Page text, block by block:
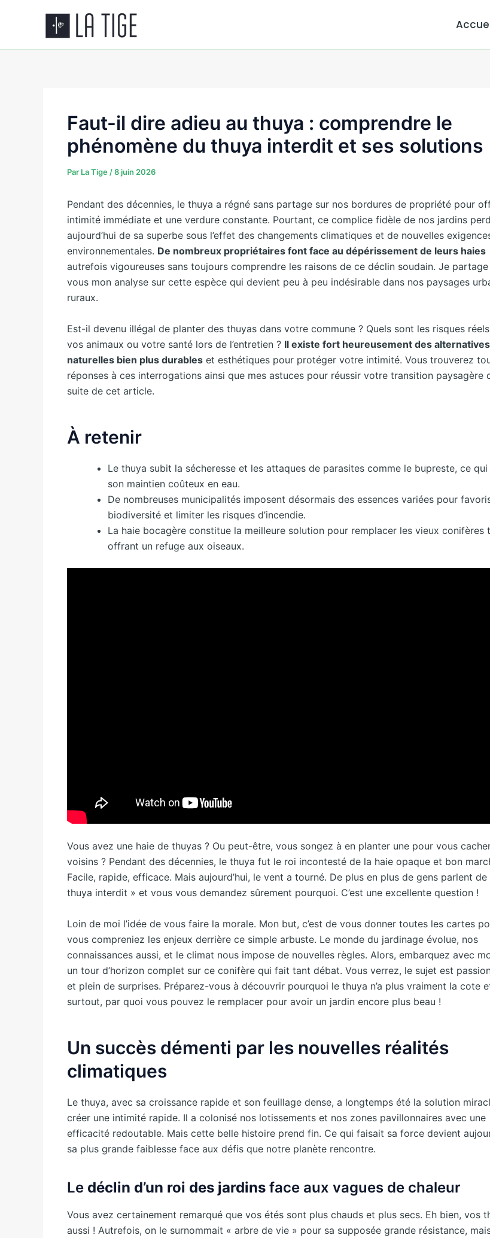
Faut-il dire adieu au thuya : comprendre le
phénomène du thuya interdit et ses solutions
Par La Tige /8 juin 2026
Pendant des décennies, le thuya a régné sans partage sur nos bordures de propriété pour
intimité immédiate et une verdure constante. Pourtant, ce complice fidèle de nos jardins perd
aujourd’hui de sa superbe sous l’effet des changements climatiques et de nouvelles
environnementales. De nombreux propriétaires font face au dépérissement de leurs haies
autrefois vigoureuses sans toujours comprendre les raisons de ce déclin soudain. Je
vous mon analyse sur cette espèce qui devient peu à peu indésirable dans nos paysages
ruraux.
Est-il devenu illégal de planter des thuyas dans votre commune ? Quels sont les risques
vos animaux ou votre santé lors de l’entretien ? Il existe fort heureusement des alternatives
naturelles bien plus durables et esthétiques pour protéger votre intimité. Vous trouverez
réponses à ces interrogations ainsi que mes astuces pour réussir votre transition paysagère
suite de cet article.
À retenir
Le thuya subit la sécheresse et les attaques de parasites comme le bupreste, ce qui
son maintien coûteux en eau.
De nombreuses municipalités imposent désormais des essences variées pour
biodiversité et limiter les risques d’incendie.
La haie bocagère constitue la meilleure solution pour remplacer les vieux conifères
offrant un refuge aux oiseaux.
Vous avez une haie de thuyas ? Ou peut-être, vous songez à en planter une pour vous
voisins ? Pendant des décennies, le thuya fut le roi incontesté de la haie opaque et bon
Facile, rapide, efficace. Mais aujourd’hui, le vent a tourné. De plus en plus de gens parlent de
thuya interdit » et vous vous demandez sûrement pourquoi. C’est une excellente question !
Loin de moi l’idée de vous faire la morale. Mon but, c’est de vous donner toutes les cartes
vous compreniez les enjeux derrière ce simple arbuste. Le monde du jardinage évolue, nos
connaissances aussi, et le climat nous impose de nouvelles règles. Alors, embarquez avec
un tour d’horizon complet sur ce conifère qui fait tant débat. Vous verrez, le sujet est
et plein de surprises. Préparez-vous à découvrir pourquoi le thuya n’a plus vraiment la cote
surtout, par quoi vous pouvez le remplacer pour avoir un jardin encore plus beau !
Un succès démenti par les nouvelles réalités
climatiques
Le thuya, avec sa croissance rapide et son feuillage dense, a longtemps été la solution
créer une intimité rapide. Il a colonisé nos lotissements et nos zones pavillonnaires avec une
efficacité redoutable. Mais cette belle histoire prend fin. Ce qui faisait sa force devient
sa plus grande faiblesse face aux défis que notre planète rencontre.
Le déclin d’un roi des jardins face aux vagues de chaleur
Vous avez certainement remarqué que vos étés sont plus chauds et plus secs. Eh bien, vos
aussi ! Autrefois, on le surnommait « arbre de vie » pour sa supposée grande résistance,